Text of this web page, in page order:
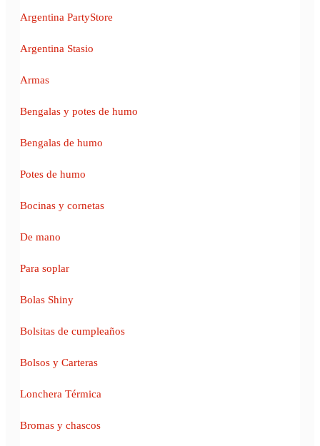
Argentina PartyStore
Argentina Stasio
Armas
Bengalas y potes de humo
Bengalas de humo
Potes de humo
Bocinas y cornetas
De mano
Para soplar
Bolas Shiny
Bolsitas de cumpleaños
Bolsos y Carteras
Lonchera Térmica
Bromas y chascos